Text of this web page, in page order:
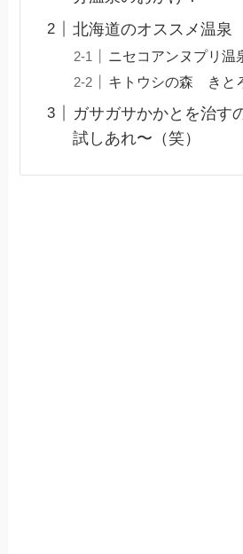
北海道のオススメ温泉
ニセコアンヌプリ
キトウシの森 きと
ガサガサかかとを治す
試しあれ〜（笑）